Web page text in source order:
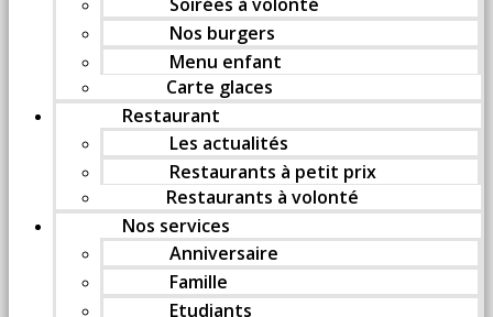
Nos burgers
Menu enfant
Carte glaces
Restaurant
Les actualités
Restaurants à petit prix
Restaurants à volonté
Nos services
Anniversaire
Famille
Etudiants